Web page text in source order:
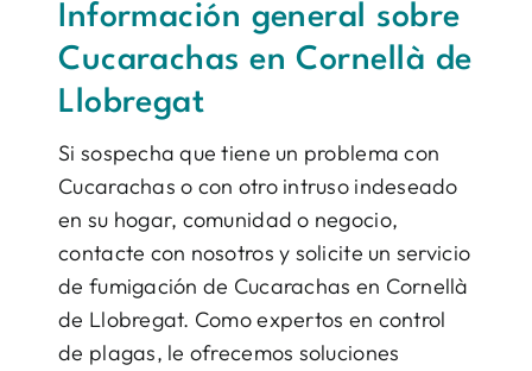
Información general sobre
Cucarachas en Cornellà de
Llobregat
Si sospecha que tiene un problema con
Cucarachas o con otro intruso indeseado
en su hogar, comunidad o negocio,
contacte con nosotros y solicite un servicio
de fumigación de Cucarachas en Cornellà
de Llobregat. Como expertos en control
de plagas, le ofrecemos soluciones